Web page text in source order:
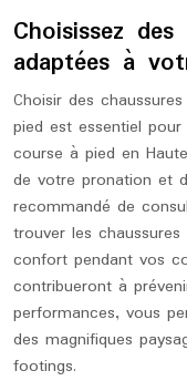
Choisissez
adaptées à
Choisir des
pied est essentiel
course à pied en
de votre pronation et
recommandé de
trouver les
confort pendant vos
contribueront à
performances, vous
des magnifiques
footings.